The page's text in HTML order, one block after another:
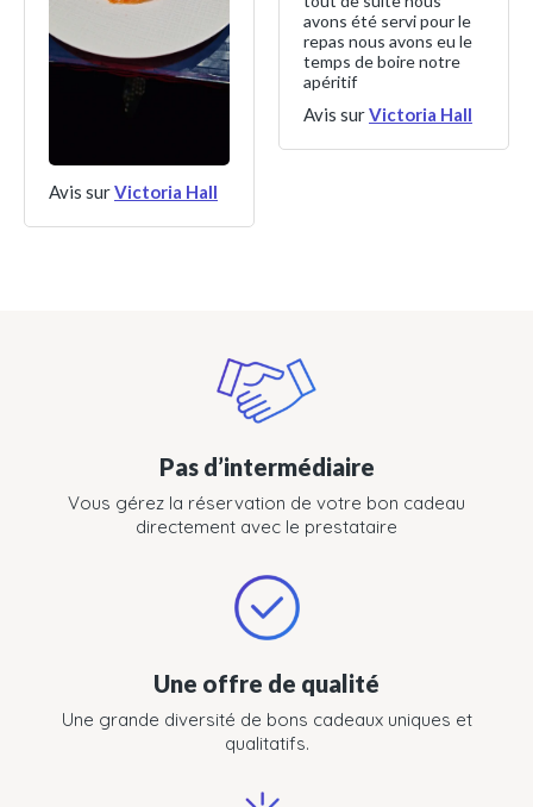
Avis surVictoria Hall
avons été servi pour le
repas nous avons eu le
temps de boire notre
apéritif
Avis surVictoria Hall
Pas d’intermédiaire
Vous gérez la réservation de votre bon cadeau
directement avec le prestataire
Une offre de qualité
Une grande diversité de bons cadeaux uniques et
qualitatifs.